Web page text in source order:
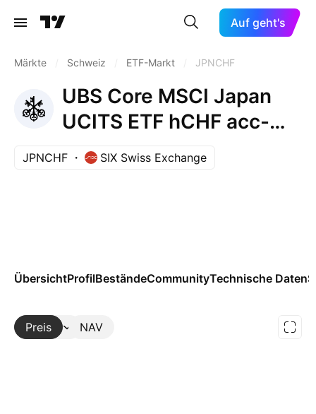
Auf geht's
Märkte Schweiz ETF-Markt JPNCHF
UBS Core MSCI Japan
UCITS ETF hCHF acc-
Capitalisation
JPNCHF SIX Swiss Exchange
ÜbersichtProfilBeständeCommunityTechnische Daten
Preis NAV
Mehr